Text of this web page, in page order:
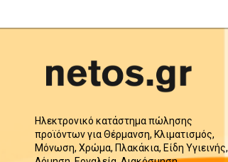
Ηλεκτρονικό κατάστημα πώλησης
προϊόντων για Θέρμανση, Κλιματισμός,
Μόνωση, Χρώμα, Πλακάκια, Είδη Υγιεινής,